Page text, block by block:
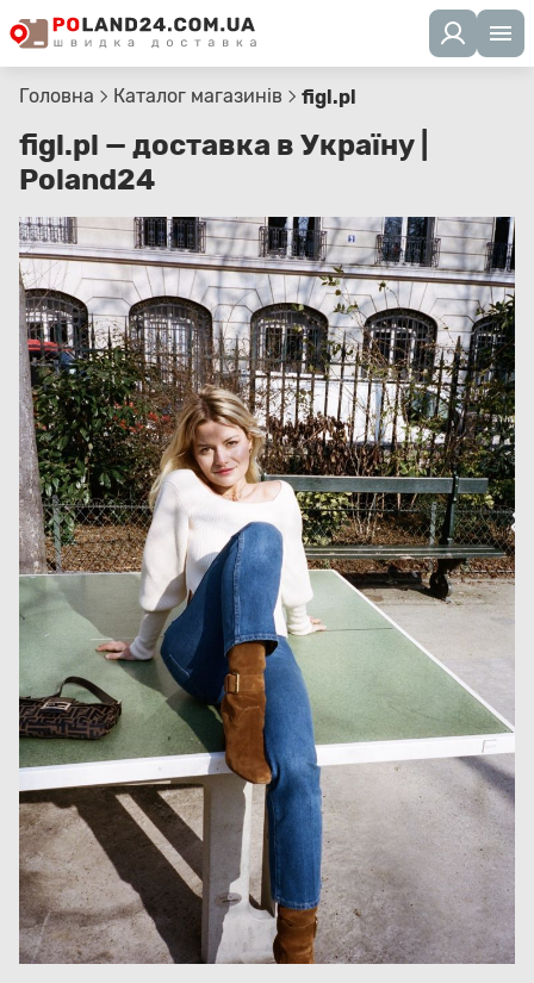
Головна Каталог магазинів figl.pl
figl.pl — доставка в Україну |
Poland24